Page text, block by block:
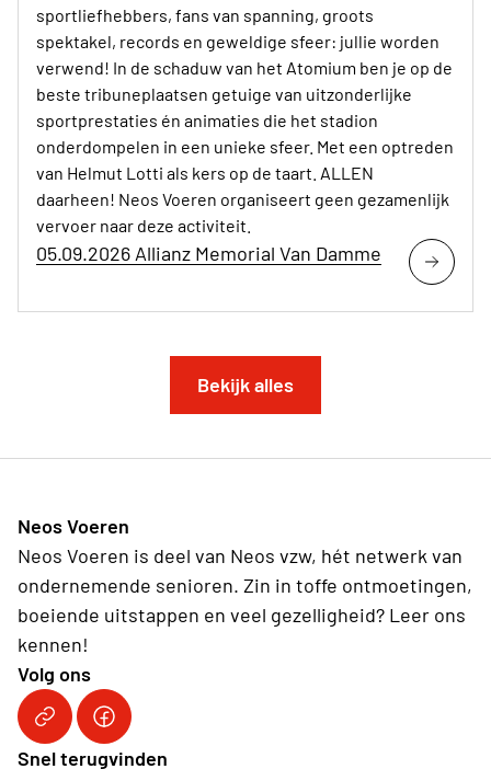
sportliefhebbers, fans van spanning, groots
spektakel, records en geweldige sfeer: jullie worden
verwend! In de schaduw van het Atomium ben je op de
beste tribuneplaatsen getuige van uitzonderlijke
sportprestaties én animaties die het stadion
onderdompelen in een unieke sfeer. Met een optreden
van Helmut Lotti als kers op de taart. ALLEN
daarheen! Neos Voeren organiseert geen gezamenlijk
vervoer naar deze activiteit.
05.09.2026 Allianz Memorial Van Damme
Bekijk alles
Neos Voeren
Neos Voeren is deel van Neos vzw, hét netwerk van
ondernemende senioren. Zin in toffe ontmoetingen,
boeiende uitstappen en veel gezelligheid? Leer ons
kennen!
Volg ons
Neos ClubLink naar Facebook pagina
Snel terugvinden